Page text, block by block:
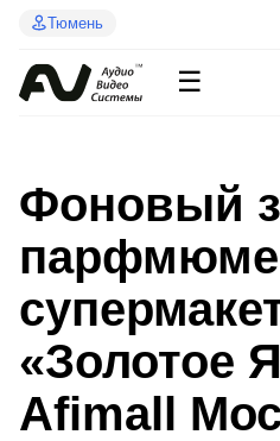
Тюмень
☰
Фоновый
«Золотое
Afimall